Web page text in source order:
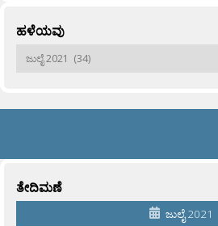
ಹಳೆಯವು
ಹಳೆಯವು
ತೇದಿಮಣೆ
ಜುಲೈ 2021